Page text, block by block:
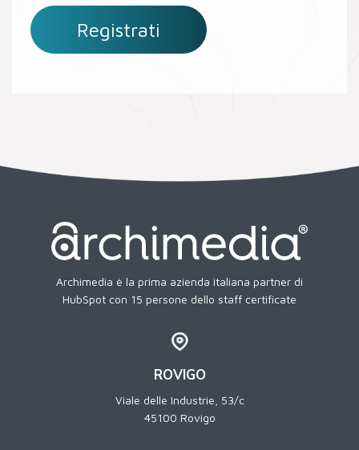
Archimedia è la prima azienda italiana partner di
HubSpot con 15 persone dello staff certificate
ROVIGO
Viale delle Industrie, 53/c
45100 Rovigo